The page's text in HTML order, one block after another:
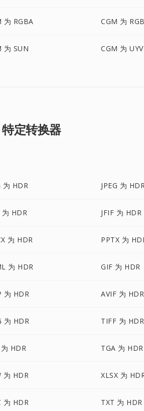
为 RGBA CGM 为
为 SUN CGM 为
特定转换器
为 HDR JPEG 为
为 HDR JFIF 为 HDR
为 HDR PPTX 为
为 HDR GIF 为 HDR
为 HDR AVIF 为 HDR
为 HDR TIFF 为 HDR
HDR TGA 为 HDR
为 HDR XLSX 为
为 HDR TXT 为 HDR